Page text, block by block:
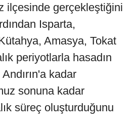
ilçesinde gerçekleştiğini
Isparta,
Amasya, Tokat
periyotlarla hasadın
kadar
sonuna kadar
süreç oluşturduğunu